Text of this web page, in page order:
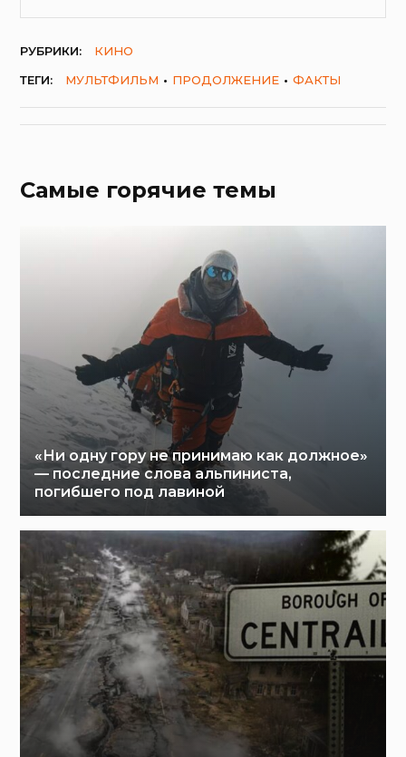
РУБРИКИ:
КИНО
ТЕГИ:
МУЛЬТФИЛЬМ ПРОДОЛЖЕНИЕ ФАКТЫ
Самые горячие темы
«Ни одну гору не принимаю как должное»
— последние слова альпиниста,
погибшего под лавиной